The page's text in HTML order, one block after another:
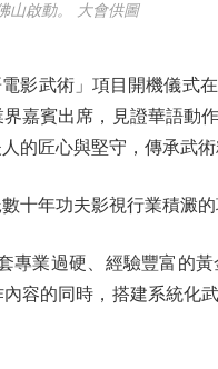
山啟動。 大會供圖
武術」項目開機儀式
嘉賓出席，見證華語動
的匠心與堅守，傳承武
年功夫影視行業積澱
業過硬、經驗豐富的黃
容的同時，搭建系統化